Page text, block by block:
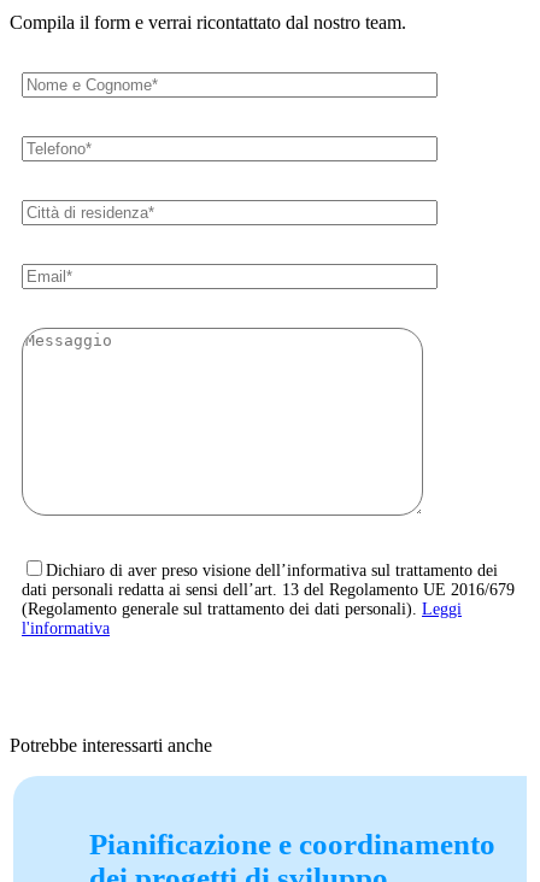
Compila il form e verrai ricontattato dal nostro team.
Dichiaro di aver preso visione dell’informativa sul trattamento dei
dati personali redatta ai sensi dell’art. 13 del Regolamento UE 2016/679
(Regolamento generale sul trattamento dei dati personali). Leggi
l'informativa
Potrebbe interessarti anche
Pianificazione e coordinamento